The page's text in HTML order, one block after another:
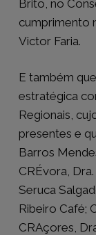
Brito, no
cumprimento
Victor Faria.
E também
estratégica
Regionais,
presentes e
Barros
CRÉvora,
Seruca
Ribeiro Café;
CRAçores,